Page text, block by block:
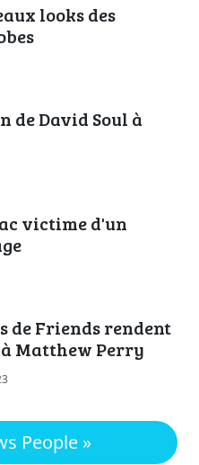
looks des
de David Soul à
victime d'un
de Friends rendent
Matthew Perry
People »